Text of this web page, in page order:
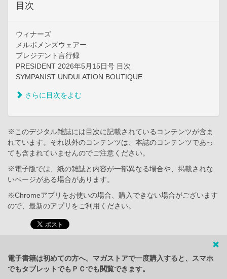
目次
ウィナーズ
メルボメンズウェアー
プレジデント言行録
PRESIDENT 2026年5月15日号 目次
SYMPANIST UNDULATION BOUTIQUE
さらに目次をよむ
※このデジタル雑誌には目次に記載されているコンテンツが含ま
れています。それ以外のコンテンツは、本誌のコンテンツであっ
ても含まれていませんのでご注意ください。
※電子版では、紙の雑誌と内容が一部異なる場合や、掲載されな
いページがある場合があります。
※Chromeアプリをお使いの場合、購入できない場合がございます
ので、最新のアプリをご利用ください。
電子書籍は初めての方へ。マガストアで一度購入すると、スマホ
でもタブレットでもＰＣでも閲覧できます。